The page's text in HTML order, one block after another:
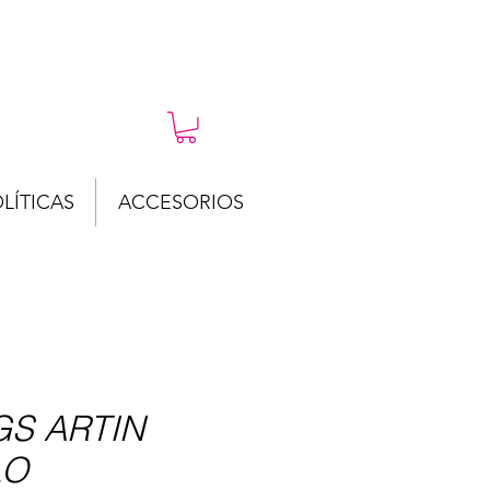
ACCESORIOS
ARTIN